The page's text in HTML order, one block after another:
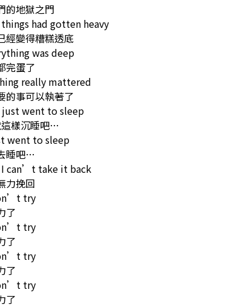
的地獄之門
had gotten heavy
經變得糟糕透底
was deep
完蛋了
really mattered
的事可以執著了
just went to sleep
樣沉睡吧…
went to sleep
睡吧…
I can’t take it back
力挽回
try
了
try
了
try
了
try
了